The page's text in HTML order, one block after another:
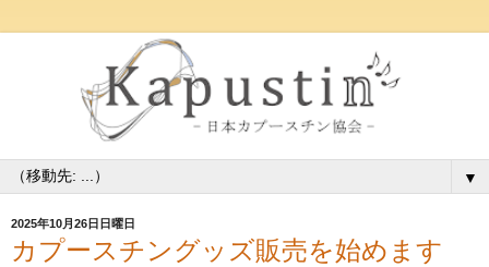
▼
2025年10月26日日曜日
カプースチングッズ販売を始めます